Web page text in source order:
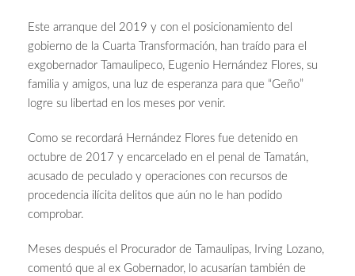
Este arranque del 2019 y con el posicionamiento del
gobierno de la Cuarta Transformación, han traído para el
exgobernador Tamaulipeco, Eugenio Hernández Flores, su
familia y amigos, una luz de esperanza para que “Geño”
logre su libertad en los meses por venir.
Como se recordará Hernández Flores fue detenido en
octubre de 2017 y encarcelado en el penal de Tamatán,
acusado de peculado y operaciones con recursos de
procedencia ilícita delitos que aún no le han podido
comprobar.
Meses después el Procurador de Tamaulipas, Irving Lozano,
comentó que al ex Gobernador, lo acusarían también de